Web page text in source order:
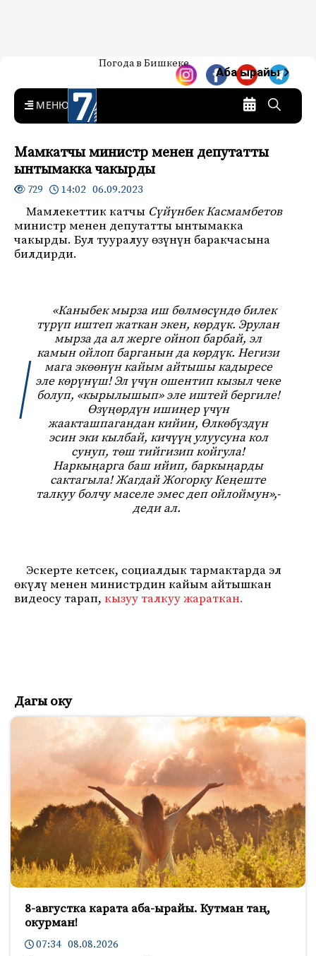
7-канал. Жаңылыктар —
Кыргызстан
Жаңылыктар — Кыргызстан
Погода в Бишкеке
Аба ырайы
MENU
Мамкатчы министр менен депутатты
ынтымакка чакырды
729 14:02 06.09.2023
Мамлекеттик катчы Сүйүнбек Касмамбетов
министр менен депутатты ынтымакка
чакырды. Бул тууралуу өзүнүн баракчасына
билдирди.
«Каныбек мырза иш бөлмөсүндө билек
түрүп иштеп жаткан экен, көрдүк. Эрулан
мырза да ал жерге ойноп барбай, эл
камын ойлоп барганын да көрдүк. Негизи
мага экөөнүн кайым айтышы кадыресе
эле көрүнүш! Эл үчүн ошентип кызыл чеке
болуп, «кырылышып» эле иштей бергиле!
Өзүңөрдүн ишиңер үчүн
жаакташпагандан кийин, Өлкөбүздүн
эсин эки кылбай, кичүүң улуусуна кол
сунуп, төш тийгизип койгула!
Наркыңарга баш ийип, баркыңарды
сактагыла! Жагдай Жогорку Кеңеште
талкуу болчу маселе эмес деп ойлоймун»,-
деди ал.
Эскерте кетсек, социалдык тармактарда эл
өкүлү менен министрдин кайым айтышкан
видеосу тарап, кызуу талкуу жараткан.
Дагы оку
8-августка карата аба-ырайы. Кутман таң,
окурман!
07:34 08.08.2026